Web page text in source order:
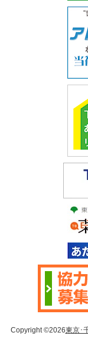
Copyright ©2026東京･